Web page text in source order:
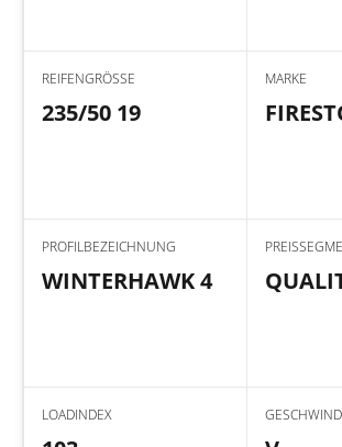
REIFENGRÖSSE
235/50 19
MARKE
PROFILBEZEICHNUNG
WINTERHAWK 4
LOADINDEX